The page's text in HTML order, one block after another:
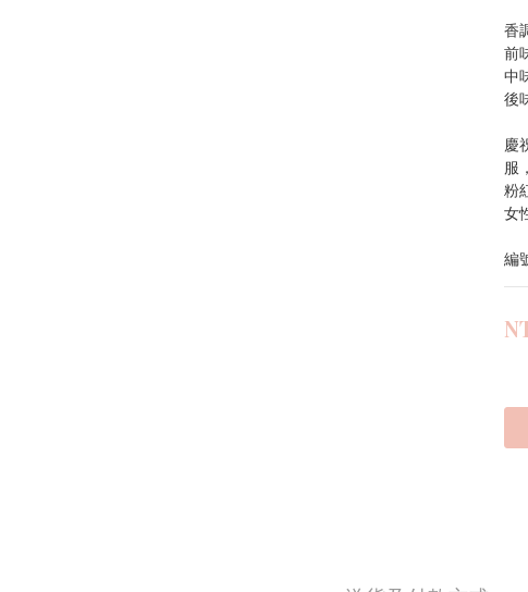
香
前
中
後
慶
服
粉
女
編